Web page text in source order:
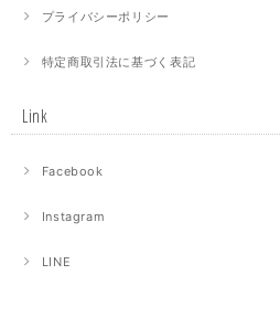
プライバシーポリシー
特定商取引法に基づく表記
Link
Facebook
Instagram
LINE